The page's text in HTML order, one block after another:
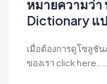
หมายความว่า
Dictionary แ
เมื่อต้องการดูโซลูชั
ของเรา click here,...